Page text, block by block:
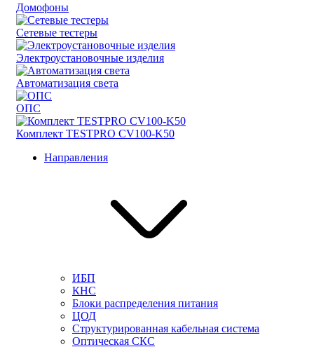
Домофоны
Сетевые тестеры
Электроустановочные изделия
Автоматизация света
ОПС
Комплект TESTPRO CV100-K50
Направления
ИБП
КНС
Блоки распределения питания
ЦОД
Структурированная кабельная система
Оптическая СКС